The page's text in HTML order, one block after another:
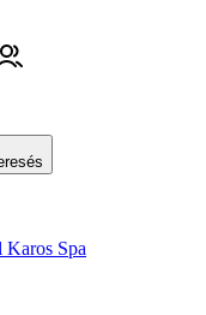
Karos Spa